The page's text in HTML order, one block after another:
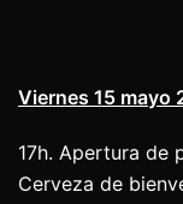
Viernes 15 mayo
17h. Apertura de
Cerveza de